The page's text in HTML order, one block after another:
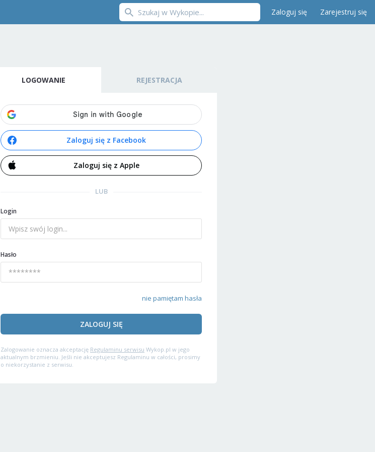
Zaloguj się Zarejestruj się
LOGOWANIE REJESTRACJA
Zaloguj się z Facebook
Zaloguj się z Apple
LUB
Login
Hasło
nie pamiętam hasła
ZALOGUJ SIĘ
Zalogowanie oznacza akceptację Regulaminu serwisu Wykop.pl w jego
aktualnym brzmieniu. Jeśli nie akceptujesz Regulaminu w całości, prosimy
o niekorzystanie z serwisu.